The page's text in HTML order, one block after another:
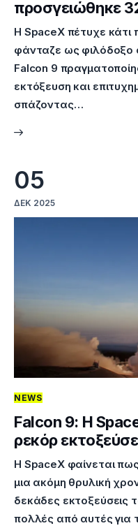
προσγειώθηκε
Η SpaceX πέτυχε κάτι
φάνταζε ως φιλόδοξο
Falcon 9
εκτόξευση και
σπάζοντας…
05
ΔΕΚ 2025
NEWS
Falcon 9: Η
ρεκόρ
Η SpaceX φαίνεται
μια ακόμη θρυλική
δεκάδες εκτοξεύσεις
πολλές από αυτές για